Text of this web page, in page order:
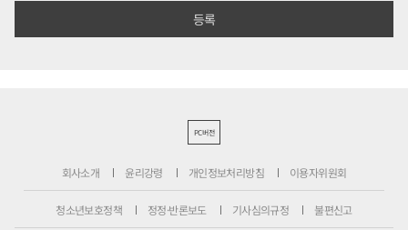
PC버전
회사소개 윤리강령 개인정보처리방침 이용자위원회
청소년보호정책 정정·반론보도 기사심의규정 불편신고